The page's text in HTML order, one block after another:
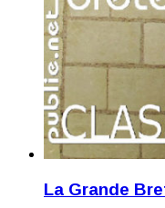
La Grande